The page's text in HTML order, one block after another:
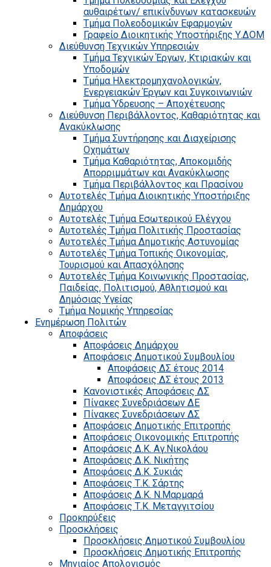
αυθαιρέτων/ επικίνδυνων κατασκευών
Τμήμα Πολεοδομικών Εφαρμογών
Γραφείο Διοικητικής Υποστήριξης Υ.ΔΟΜ
Διεύθυνση Τεχνικών Υπηρεσιών
Τμήμα Τεχνικών Έργων, Κτιριακών και
Υποδομών
Τμήμα Ηλεκτρομηχανολογικών,
Ενεργειακών Έργων και Συγκοινωνιών
Τμήμα Ύδρευσης – Αποχέτευσης
Διεύθυνση Περιβάλλοντος, Καθαριότητας και
Ανακύκλωσης
Τμήμα Συντήρησης και Διαχείρισης
Οχημάτων
Τμήμα Καθαριότητας, Αποκομιδής
Απορριμμάτων και Ανακύκλωσης
Τμήμα Περιβάλλοντος και Πρασίνου
Αυτοτελές Τμήμα Διοικητικής Υποστήριξης
Δημάρχου
Αυτοτελές Τμήμα Εσωτερικού Ελέγχου
Αυτοτελές Τμήμα Πολιτικής Προστασίας
Αυτοτελές Τμήμα Δημοτικής Αστυνομίας
Αυτοτελές Τμήμα Τοπικής Οικονομίας,
Τουρισμού και Απασχόλησης
Αυτοτελές Τμήμα Κοινωνικής Προστασίας,
Παιδείας, Πολιτισμού, Αθλητισμού και
Δημόσιας Υγείας
Τμήμα Νομικής Υπηρεσίας
Ενημέρωση Πολιτών
Αποφάσεις
Αποφάσεις Δημάρχου
Αποφάσεις Δημοτικού Συμβουλίου
Αποφάσεις ΔΣ έτους 2014
Αποφάσεις ΔΣ έτους 2013
Κανονιστικές Αποφάσεις ΔΣ
Πίνακες Συνεδριάσεων ΔΕ
Πίνακες Συνεδριάσεων ΔΣ
Αποφάσεις Δημοτικής Επιτροπής
Αποφάσεις Οικονομικής Επιτροπής
Αποφάσεις Δ.Κ. Αγ.Νικολάου
Αποφάσεις Δ.Κ. Νικήτης
Αποφάσεις Δ.Κ. Συκιάς
Αποφάσεις Τ.Κ. Σάρτης
Αποφάσεις Δ.Κ. Ν.Μαρμαρά
Αποφάσεις Τ.Κ. Μεταγγιτσίου
Προκηρύξεις
Προσκλήσεις
Προσκλήσεις Δημοτικού Συμβουλίου
Προσκλήσεις Δημοτικής Επιτροπής
Μηνιαίος Απολογισμός